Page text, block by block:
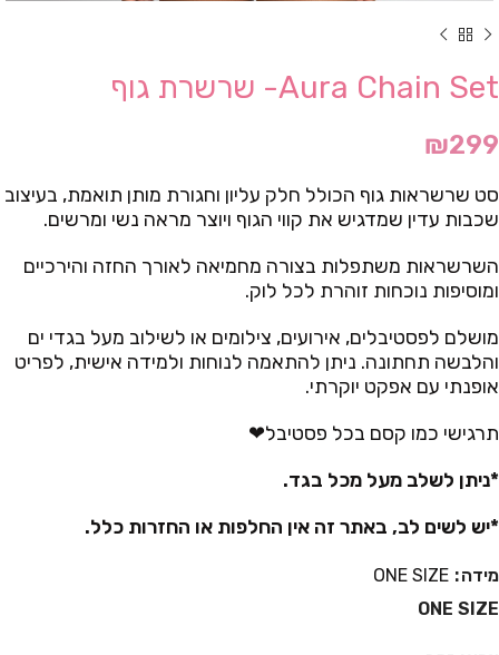
Aura Chain Set- שרשרת גוף
₪299
סט שרשראות גוף הכולל חלק עליון וחגורת מותן תואמת, בעיצוב
שכבות עדין שמדגיש את קווי הגוף ויוצר מראה נשי ומרשים.
השרשראות משתפלות בצורה מחמיאה לאורך החזה והירכיים
ומוסיפות נוכחות זוהרת לכל לוק.
מושלם לפסטיבלים, אירועים, צילומים או לשילוב מעל בגדי ים
והלבשה תחתונה. ניתן להתאמה לנוחות ולמידה אישית, לפריט
אופנתי עם אפקט יוקרתי.
תרגישי כמו קסם בכל פסטיבל❤
*ניתן לשלב מעל מכל בגד.
*יש לשים לב, באתר זה אין החלפות או החזרות כלל.
מידה
ONE SIZE
ONE SIZE